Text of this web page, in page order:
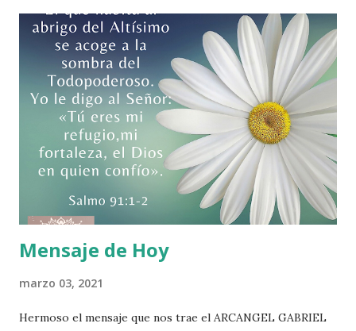
rituales de la Iglesia en forma estricta, sino que centra la
atención en evalúa la actitud misericordiosa de los
individuos, la ayuda que presta y como esa ayuda va dirigida
directamente a él. Todos estamos entrelazados y en todos
esta Dios. Ninguna vida es aislada. Hoy se nos invita a
evaluar nuestra actitud de Misericordia y comprender que
lo hagamos por nuestro prójimo cercano ( familia) o
distante ( entorno en general) se lo hacemos a Dios. Al
respecto de este evangeli...
Mensaje de Hoy
marzo 03, 2021
Hermoso el mensaje que nos trae el ARCANGEL GABRIEL